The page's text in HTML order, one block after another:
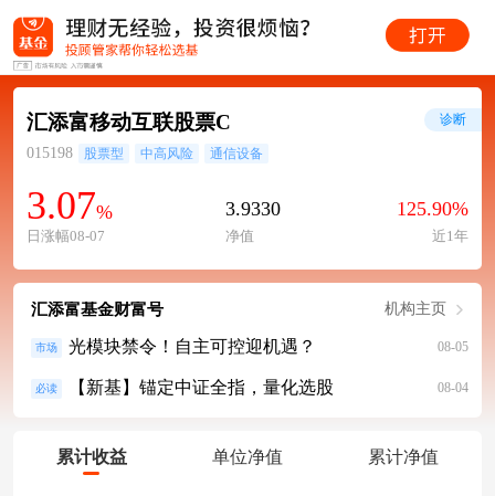
汇添富移动互联股票C
015198 股票型 中高风险 通信设备
3.07%
日涨幅08-07
3.9330
净值
125.90%
近1年
诊断
汇添富基金财富号 机构主页
市场 光模块禁令！自主可控迎机遇？ 08-05
必读 【新基】锚定中证全指，量化选股 08-04
累计收益 单位净值 累计净值